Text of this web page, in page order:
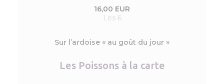
16,00 EUR
Les 6
Sur l’ardoise « au goût du jour »
Les Poissons à la carte